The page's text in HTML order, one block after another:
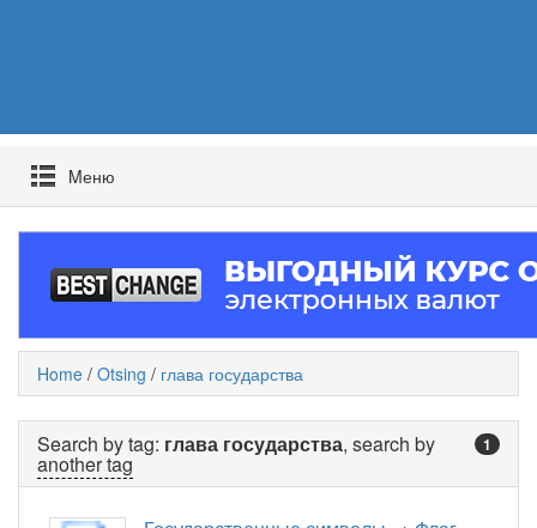
Mеню
Home / Otsing / глава государства
1
Search by tag: глава государства, search by
another tag